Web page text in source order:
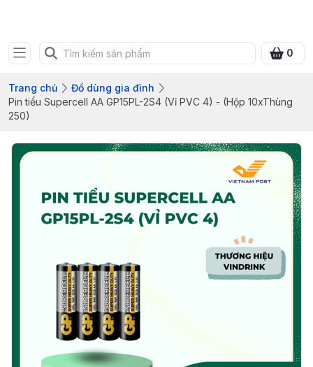
0
Trang chủ
Đồ dùng gia đình
Pin tiểu Supercell AA GP15PL-2S4 (Vỉ PVC 4) - (Hộp 10xThùng
250)